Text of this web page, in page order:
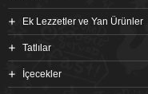
Ek Lezzetler ve Yan Ürünler
Tatlılar
İçecekler